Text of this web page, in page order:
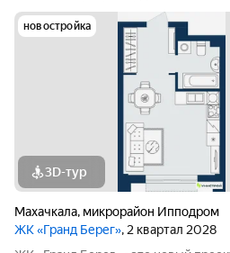
новостройка
3D-тур
Махачкала, микрорайон Ипподром
ЖК «Гранд Берег», 2 квартал 2028